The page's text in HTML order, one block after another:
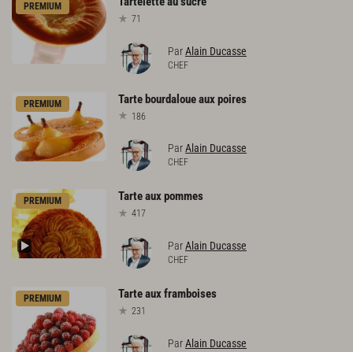
PREMIUM
71
ParAlain Ducasse
CHEF
PREMIUM Tarte bourdaloueauxpoires
186
ParAlain Ducasse
CHEF
PREMIUM Tarteauxpommes
417
ParAlain Ducasse
CHEF
PREMIUM Tarteauxframboises
231
ParAlain Ducasse